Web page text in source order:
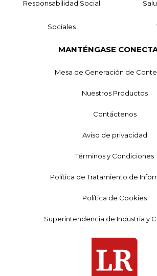
Responsabilidad Social
Sociales
MANTÉNGASE
Mesa de Generación de
Nuestros Productos
Contáctenos
Aviso de privacidad
Términos y Condiciones
Política de Tratamiento de
Política de Cookies
Superintendencia de Industria y